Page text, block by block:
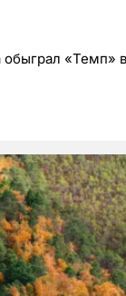
«Темп»